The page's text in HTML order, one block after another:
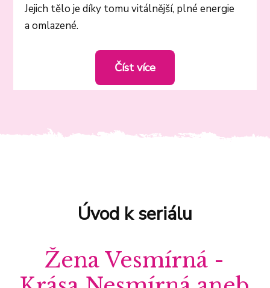
Jejich tělo je díky tomu vitálnější, plné energie
a omlazené.
Číst více
Úvod k seriálu
Žena Vesmírná -